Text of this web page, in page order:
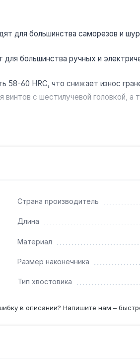
для большинства саморезов и
для большинства ручных и
58-60 HRC, что снижает износ
с шестилучевой головкой, а
разрушение хвостовика.
Страна производитель
Длина
Материал
Размер наконечника
Тип хвостовика
в описании? Напишите нам –